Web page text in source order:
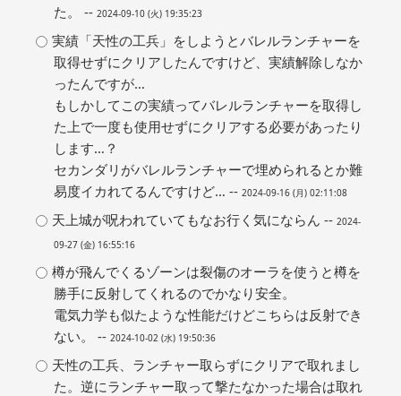
た。 -- 2024-09-10 (火) 19:35:23
実績「天性の工兵」をしようとバレルランチャーを
取得せずにクリアしたんですけど、実績解除しなか
ったんですが…
もしかしてこの実績ってバレルランチャーを取得し
た上で一度も使用せずにクリアする必要があったり
します…？
セカンダリがバレルランチャーで埋められるとか難
易度イカれてるんですけど… -- 2024-09-16 (月) 02:11:08
天上城が呪われていてもなお行く気にならん -- 2024-
09-27 (金) 16:55:16
樽が飛んでくるゾーンは裂傷のオーラを使うと樽を
勝手に反射してくれるのでかなり安全。
電気力学も似たような性能だけどこちらは反射でき
ない。 -- 2024-10-02 (水) 19:50:36
天性の工兵、ランチャー取らずにクリアで取れまし
た。逆にランチャー取って撃たなかった場合は取れ